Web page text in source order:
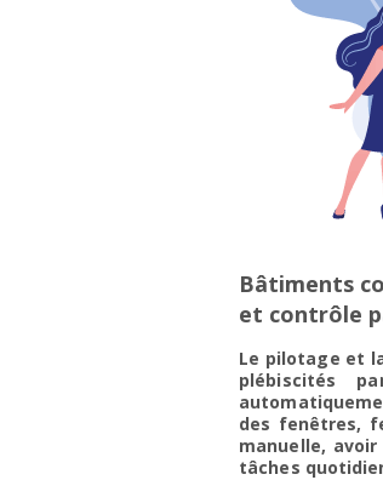
Bâtiments
et contrôle
Le pilotage et
plébiscités
des fenêtres,
manuelle,
tâches